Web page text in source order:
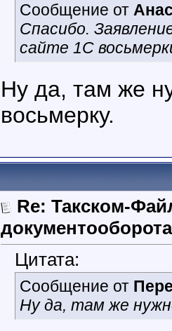
Сообщение от
Спасибо.
сайте 1С
Ну да, там же
восьмерку.
Re: Такском-
документооборота
Цитата:
Сообщение от
Ну да, там же